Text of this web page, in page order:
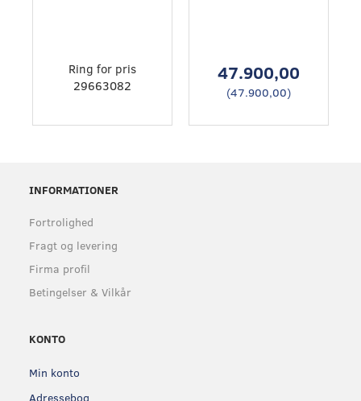
Ring for pris
29663082
47.900,00
(47.900,00)
INFORMATIONER
Fortrolighed
Fragt og levering
Firma profil
Betingelser & Vilkår
KONTO
Min konto
Adressebog